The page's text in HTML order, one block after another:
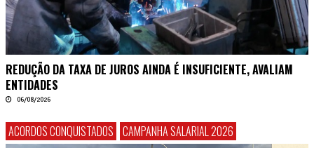
REDUÇÃO DA TAXA DE JUROS AINDA É INSUFICIENTE, AVALIAM
ENTIDADES
06/08/2026
ACORDOS CONQUISTADOS CAMPANHA SALARIAL 2026